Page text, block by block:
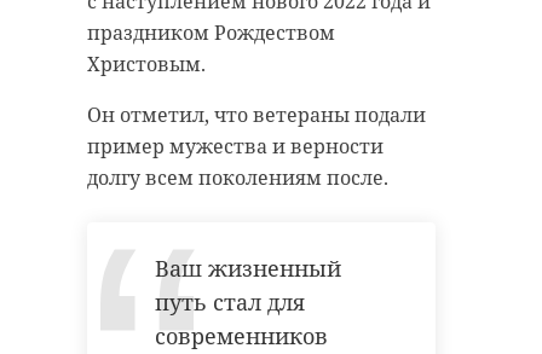
праздником Рождеством
Христовым.
Он отметил, что ветераны подали
пример мужества и верности
долгу всем поколениям после.
Ваш жизненный
путь стал для
современников
участников оказались 303
школьников из творческих школ
Петрозаводска и Олонца
Республики Карелия.
администрации 47 региона, Гран-
при конкурса завоевали
представители Ленинградской
отметил в четверг, 23 декабря,
президент РФ Владимир Путин во
конференции по итогам 2021 года.
Правительство должно работать в
Все уровни власти